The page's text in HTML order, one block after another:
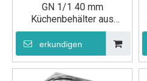
GN 1/1 40 mm
Küchenbehälter aus
Edelstahl
erkundigen